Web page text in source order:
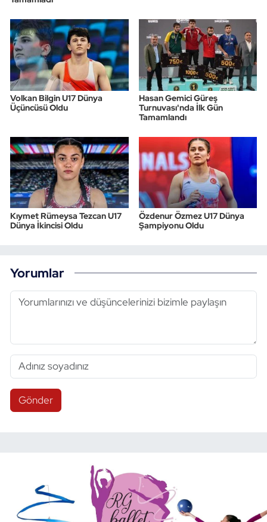
Volkan Bilgin U17 Dünya
Üçüncüsü Oldu
Hasan Gemici Güreş
Turnuvası'nda İlk Gün
Tamamlandı
Kıymet Rümeysa Tezcan U17
Dünya İkincisi Oldu
Özdenur Özmez U17 Dünya
Şampiyonu Oldu
Yorumlar
Gönder